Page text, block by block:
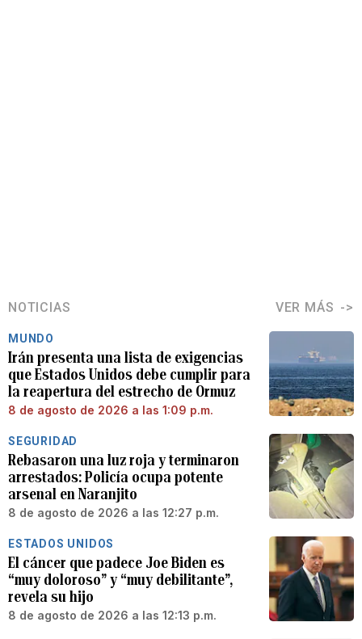
NOTICIAS VER MÁS
MUNDO
Irán presenta una lista de exigencias
que Estados Unidos debe cumplir para
la reapertura del estrecho de Ormuz
8 de agosto de 2026 a las 1:09 p.m.
SEGURIDAD
Rebasaron una luz roja y terminaron
arrestados: Policía ocupa potente
arsenal en Naranjito
8 de agosto de 2026 a las 12:27 p.m.
ESTADOS UNIDOS
El cáncer que padece Joe Biden es
“muy doloroso” y “muy debilitante”,
revela su hijo
8 de agosto de 2026 a las 12:13 p.m.